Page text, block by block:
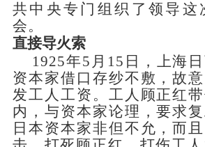
共中央专门组织了领导这
会。
直接导火索
1925年5月15日，上海
资本家借口存纱不敷，故
发工人工资。工人顾正红
内，与资本家论理，要求复
日本资本家非但不允，而